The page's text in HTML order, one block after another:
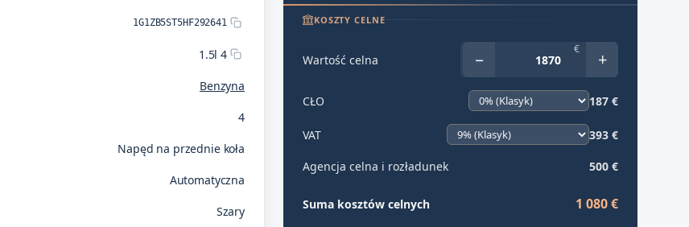
1G1ZB5ST5HF292641
1.5l 4
Benzyna
4
Napęd na przednie koła
Automatyczna
Szary
KOSZTY CELNE
Wartość celna − € +
CŁO 187 €
VAT 393 €
Agencja celna i rozładunek 500 €
Suma kosztów celnych 1 080 €